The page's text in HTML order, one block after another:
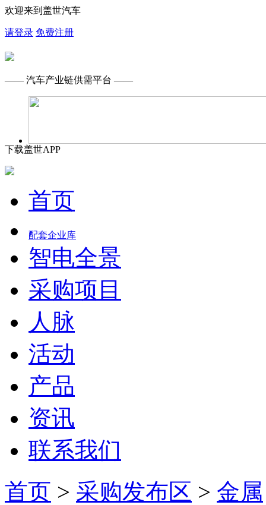
欢迎来到盖世汽车
请登录 免费注册
—— 汽车产业链供需平台 ——
下载盖世APP
首页
配套企业库
智电全景
采购项目
人脉
活动
产品
资讯
联系我们
首页 > 采购发布区 > 金属